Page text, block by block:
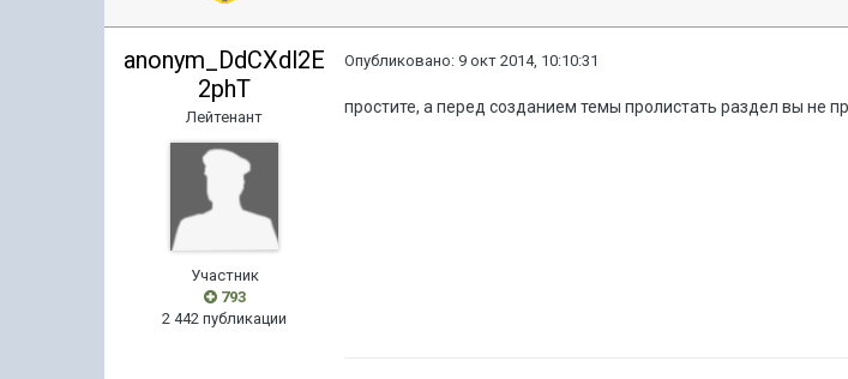
anonym_DdCXdl2E
2phT
Лейтенант
Участник
793
2 442 публикации
Опубликовано: 9 окт 2014, 10:10:31
простите, а перед созданием темы пролистать раздел вы не